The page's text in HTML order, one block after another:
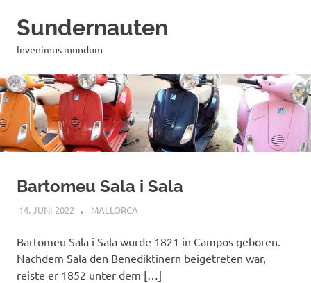
InhaltSundernauten
Invenimus mundum
Bartomeu Sala i Sala
14. JUNI 2022 MAILBOX59846
MALLORCA
Bartomeu Sala i Sala wurde 1821 in Campos geboren.
Nachdem Sala den Benediktinern beigetreten war,
reiste er 1852 unter dem […]